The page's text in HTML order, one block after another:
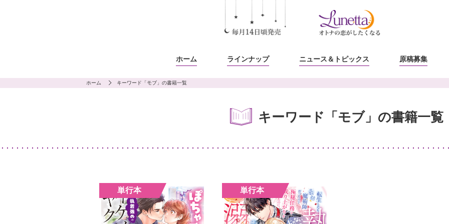
ホーム ラインナップ ニュース ＆トピックス 原稿募集
ホーム キーワード「モブ」の書籍一覧
キーワード「モブ」の書籍一覧